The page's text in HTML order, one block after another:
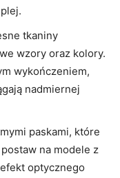
tkaniny
wzory oraz kolory.
wykończeniem,
nadmiernej
paskami, które
na modele z
optycznego